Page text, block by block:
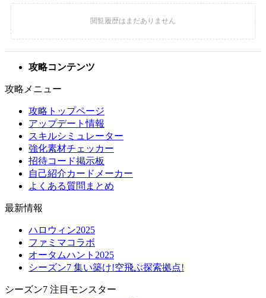
攻略コンテンツ
攻略メニュー
攻略トップページ
アップデート情報
スキルシミュレーター
強化素材チェッカー
招待コード掲示板
自己紹介カードメーカー
よくある質問まとめ
最新情報
ハロウィン2025
ファミマコラボ
オータムハント2025
シーズン7 集い築け!空飛ぶ探索拠点!
シーズン7 注目モンスター